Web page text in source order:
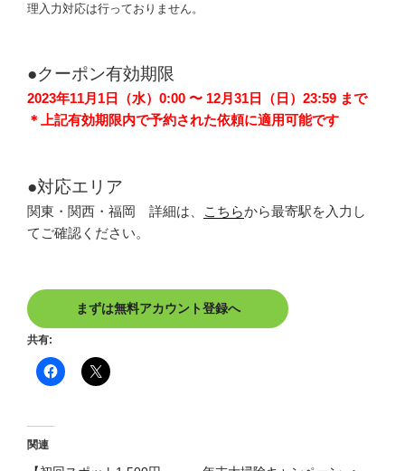
理入力対応は行っておりません。
●クーポン有効期限
2023年11月1日（水）0:00 〜 12月31日（日）23:59 まで
＊上記有効期限内で予約された依頼に適用可能です
●対応エリア
関東・関西・福岡 詳細は、 こちらから最寄駅を入力し
てご確認ください。
まずは無料アカウント登録へ
共有:
関連